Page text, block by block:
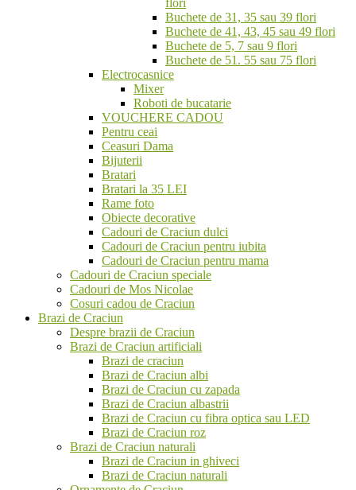
Buchete de 31, 35 sau 39 flori
Buchete de 41, 43, 45 sau 49 flori
Buchete de 5, 7 sau 9 flori
Buchete de 51. 55 sau 75 flori
Electrocasnice
Mixer
Roboti de bucatarie
VOUCHERE CADOU
Pentru ceai
Ceasuri Dama
Bijuterii
Bratari
Bratari la 35 LEI
Rame foto
Obiecte decorative
Cadouri de Craciun dulci
Cadouri de Craciun pentru iubita
Cadouri de Craciun pentru mama
Cadouri de Craciun speciale
Cadouri de Mos Nicolae
Cosuri cadou de Craciun
Brazi de Craciun
Despre brazii de Craciun
Brazi de Craciun artificiali
Brazi de craciun
Brazi de Craciun albi
Brazi de Craciun cu zapada
Brazi de Craciun albastrii
Brazi de Craciun cu fibra optica sau LED
Brazi de Craciun roz
Brazi de Craciun naturali
Brazi de Craciun in ghiveci
Brazi de Craciun naturali